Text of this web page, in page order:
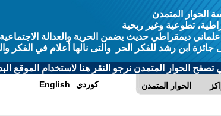
الحوار المتمدن
تطوعية وغير ربحية
ديمقراطي حديث يضمن الحرية والعدالة الاجتماعية
جائزة ابن رشد للفكر الحر والتى نالها أعلام في الفكر
تصفح الحوار المتمدن نرجو النقر هنا لاستخدام الموقع
الحوار المتمدن English كوردي